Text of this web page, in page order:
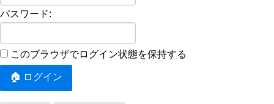
パスワード:
このブラウザでログイン状態を保持する